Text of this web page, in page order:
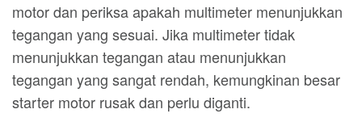
motor dan periksa apakah multimeter menunjukkan
tegangan yang sesuai. Jika multimeter tidak
menunjukkan tegangan atau menunjukkan
tegangan yang sangat rendah, kemungkinan besar
starter motor rusak dan perlu diganti.